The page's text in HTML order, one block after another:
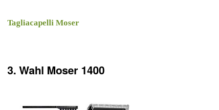
Tagliacapelli Moser
3. Wahl Moser 1400